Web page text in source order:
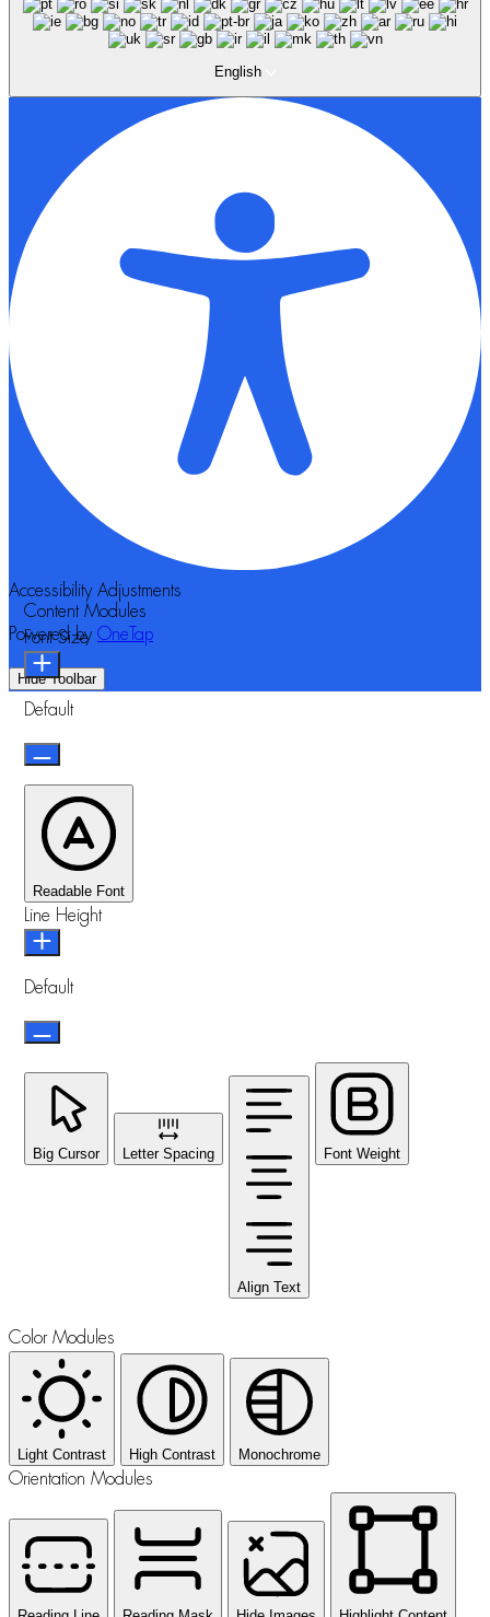
English
Accessibility Adjustments
Powered by OneTap
Hide Toolbar
Content Modules
Font Size
Default
Readable Font
Line Height
Default
Big Cursor Letter Spacing
Align Text
Font Weight
Color Modules
Light Contrast High Contrast Monochrome
Orientation Modules